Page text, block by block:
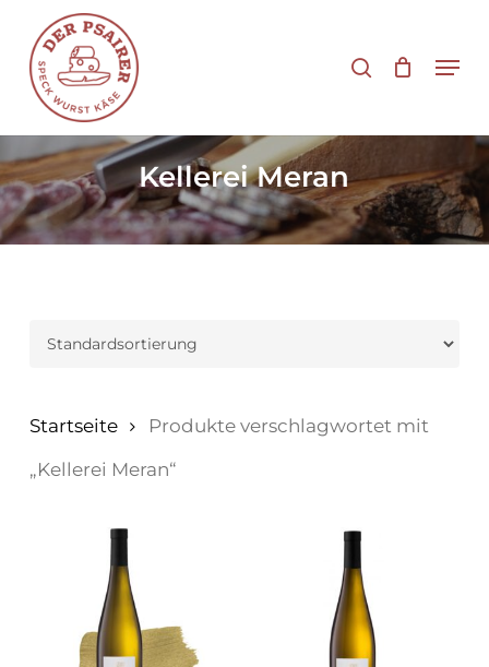
Hauptinhalt
springen
Kellerei Meran
Startseite
Produkte verschlagwortet mit
„Kellerei Meran“